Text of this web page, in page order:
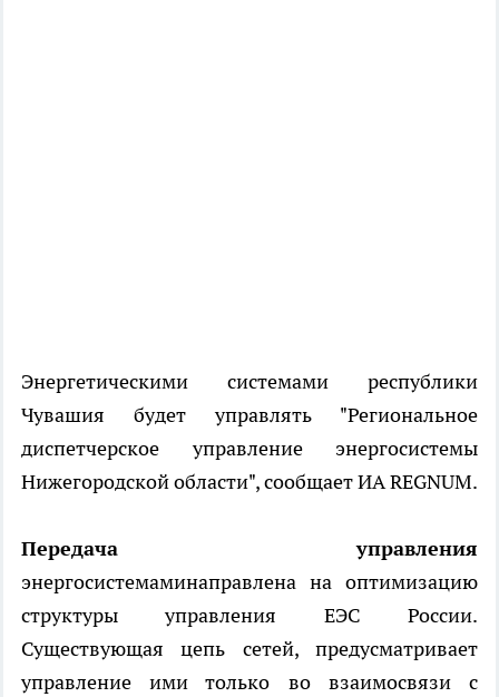
Энергетическими системами республики
Чувашия будет управлять "Региональное
диспетчерское управление энергосистемы
Нижегородской области", сообщает ИА REGNUM.
Передача управления
энергосистемаминаправлена на оптимизацию
структуры управления ЕЭС России.
Существующая цепь сетей, предусматривает
управление ими только во взаимосвязи с